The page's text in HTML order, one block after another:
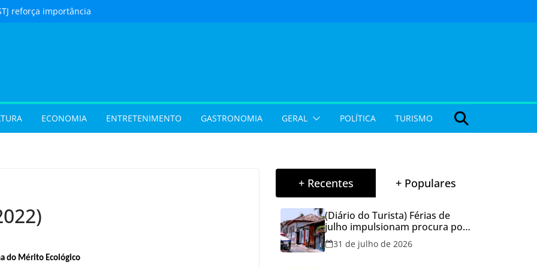
reforça importância
inéditas de
gratuitas no fim
Pais em Goiânia
ECONOMIA ENTRETENIMENTO GASTRONOMIA GERAL POLÍTICA TURISMO
do Mérito Ecológico
+ Recentes + Populares
(Diário do Turista) Férias de
julho impulsionam procura por
hospedagem em Goiás e
reforçam cuidados na hora de
31 de julho de 2026